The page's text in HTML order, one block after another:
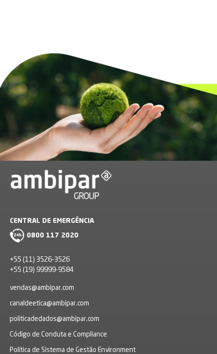
CENTRAL DE EMERGÊNCIA
0800 117 2020
+55 (11) 3526-3526
+55 (19) 99999-9584
vendas@ambipar.com
canaldeetica@ambipar.com
politicadedados@ambipar.com
Código de Conduta e Compliance
Política de Sistema de Gestão Environment